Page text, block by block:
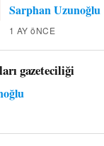
Sarphan Uzunoğlu
1 AY öNCE
gazeteciliği